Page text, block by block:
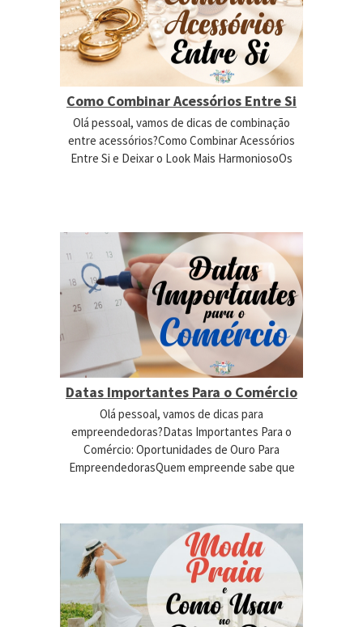
Como Combinar Acessórios Entre Si
Olá pessoal, vamos de dicas de combinação
entre acessórios?Como Combinar Acessórios
Entre Si e Deixar o Look Mais HarmoniosoOs
Datas Importantes Para o Comércio
Olá pessoal, vamos de dicas para
empreendedoras?Datas Importantes Para o
Comércio: Oportunidades de Ouro Para
EmpreendedorasQuem empreende sabe que